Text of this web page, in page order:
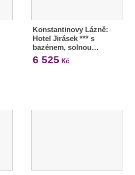
Konstantinovy Lázně:
Hotel Jirásek *** s
bazénem, solnou…
6 525 Kč